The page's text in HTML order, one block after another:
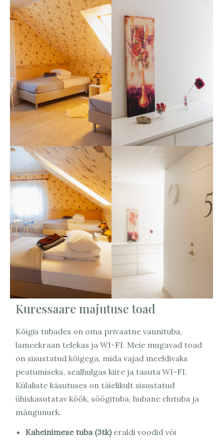
Kuressaare majutuse toad
Kõigis tubades on oma privaatne vannituba,
lameekraan telekas ja WI-FI. Meie mugavad toad
on sisustatud kõigega, mida vajad meeldivaks
peatumiseks, sealhulgas kiire ja tasuta WI-FI.
Külaliste käsutuses on täielikult sisustatud
ühiskasutatav köök, söögituba, hubane elutuba ja
mängunurk.
Kaheinimese tuba (3tk)eraldi voodid või